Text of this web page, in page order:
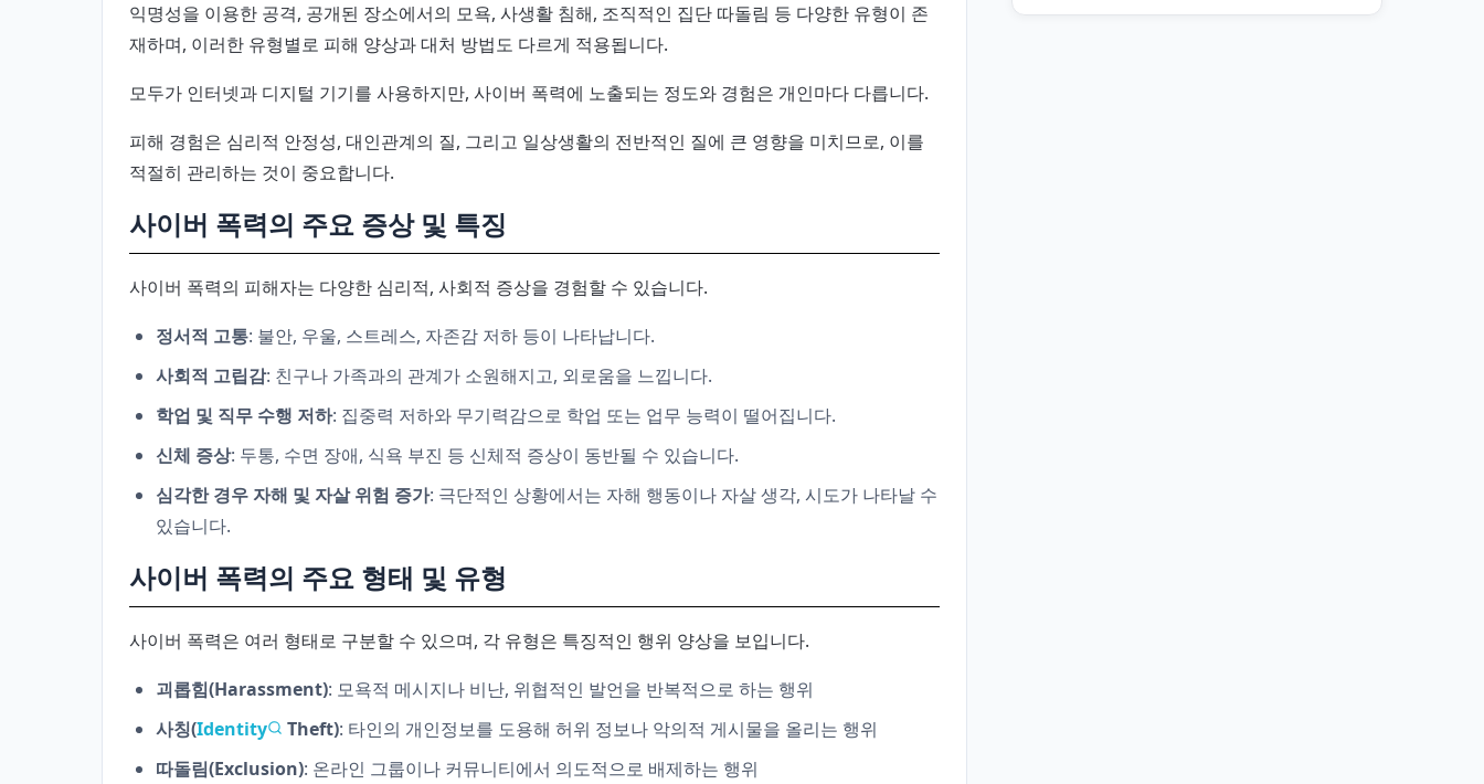
익명성을 이용한 공격, 공개된 장소에서의 모욕, 사생활 침해, 조직적인 집단 따돌림 등 다양한 유형이 존
재하며, 이러한 유형별로 피해 양상과 대처 방법도 다르게 적용됩니다.
모두가 인터넷과 디지털 기기를 사용하지만, 사이버 폭력에 노출되는 정도와 경험은 개인마다 다릅니다.
피해 경험은 심리적 안정성, 대인관계의 질, 그리고 일상생활의 전반적인 질에 큰 영향을 미치므로, 이를
적절히 관리하는 것이 중요합니다.
사이버 폭력의 주요 증상 및 특징
사이버 폭력의 피해자는 다양한 심리적, 사회적 증상을 경험할 수 있습니다.
정서적 고통: 불안, 우울, 스트레스, 자존감 저하 등이 나타납니다.
사회적 고립감: 친구나 가족과의 관계가 소원해지고, 외로움을 느낍니다.
학업 및 직무 수행 저하: 집중력 저하와 무기력감으로 학업 또는 업무 능력이 떨어집니다.
신체 증상: 두통, 수면 장애, 식욕 부진 등 신체적 증상이 동반될 수 있습니다.
심각한 경우 자해 및 자살 위험 증가: 극단적인 상황에서는 자해 행동이나 자살 생각, 시도가 나타날 수
있습니다.
사이버 폭력의 주요 형태 및 유형
사이버 폭력은 여러 형태로 구분할 수 있으며, 각 유형은 특징적인 행위 양상을 보입니다.
괴롭힘(Harassment): 모욕적 메시지나 비난, 위협적인 발언을 반복적으로 하는 행위
사칭(Identity Theft): 타인의 개인정보를 도용해 허위 정보나 악의적 게시물을 올리는 행위
따돌림(Exclusion): 온라인 그룹이나 커뮤니티에서 의도적으로 배제하는 행위